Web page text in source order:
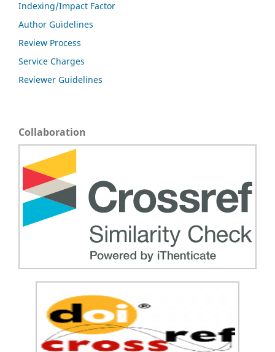
Indexing/Impact Factor
Author Guidelines
Review Process
Service Charges
Reviewer Guidelines
Collaboration